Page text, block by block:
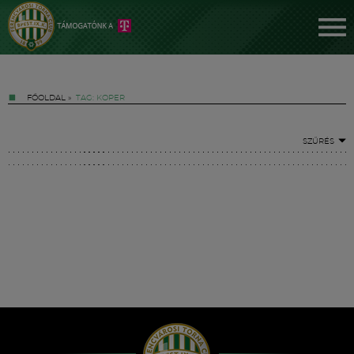
FŐOLDAL » TAG: KOPER
SZŰRÉS
Hírek